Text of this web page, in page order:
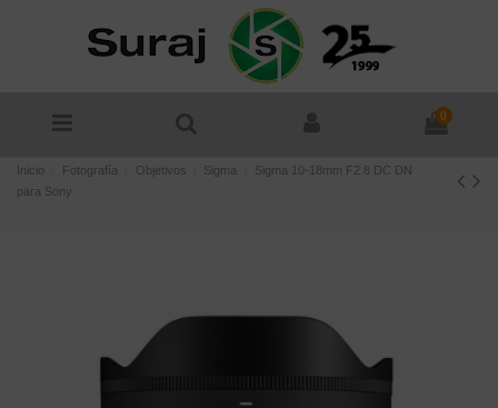
0
Inicio Fotografía Objetivos Sigma
Sigma 10-18mm F2.8 DC DN
para Sony